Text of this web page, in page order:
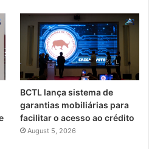
BCTL lança sistema de
garantias mobiliárias para
facilitar o acesso ao crédito
August 5, 2026